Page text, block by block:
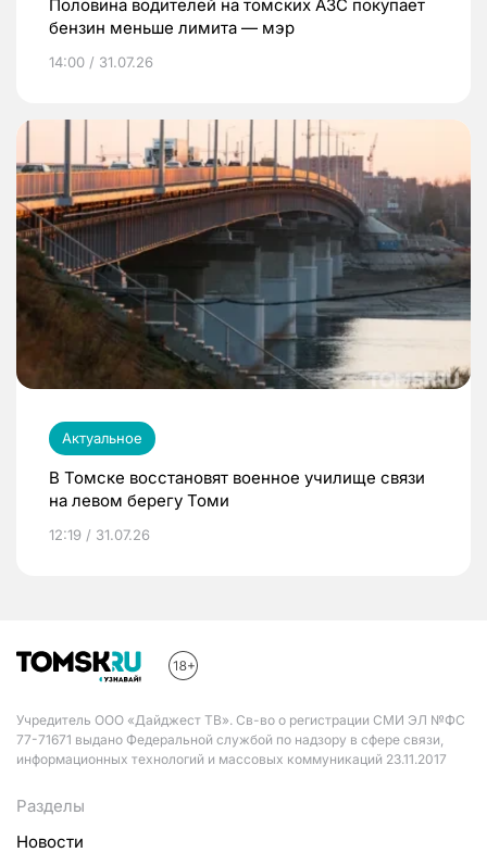
Половина водителей на томских АЗС покупает
бензин меньше лимита — мэр
14:00 / 31.07.26
Актуальное
В Томске восстановят военное училище связи
на левом берегу Томи
12:19 / 31.07.26
Учредитель ООО «Дайджест ТВ». Св-во о регистрации СМИ ЭЛ №ФС
77-71671 выдано Федеральной службой по надзору в сфере связи,
информационных технологий и массовых коммуникаций 23.11.2017
Разделы
Новости